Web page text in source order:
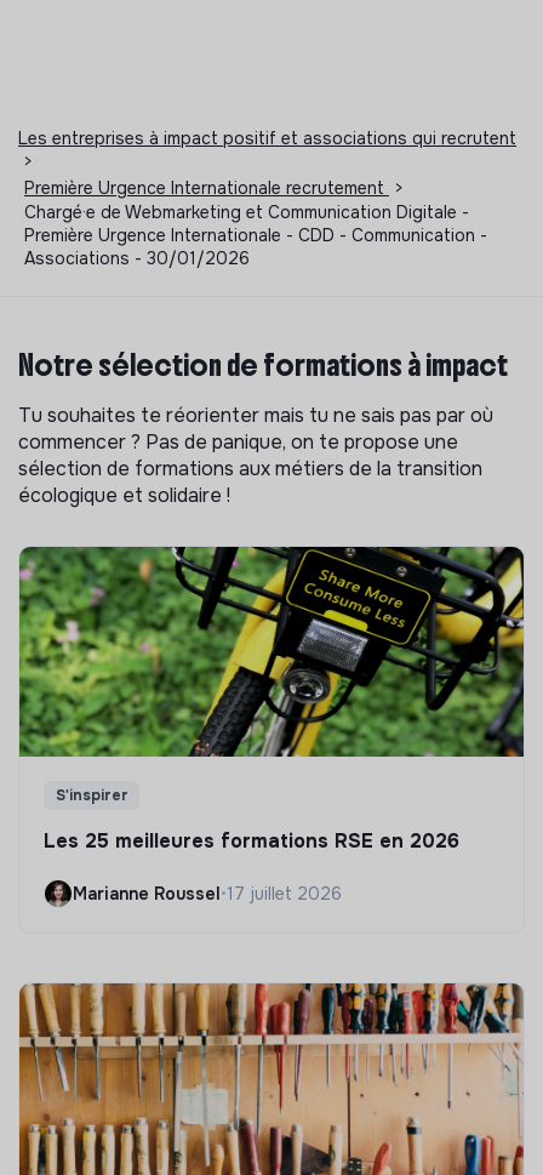
Les entreprises à impact positif et associations qui recrutent
>
Première Urgence Internationale recrutement
>
Chargé·e de Webmarketing et Communication Digitale -
Première Urgence Internationale - CDD - Communication -
Associations - 30/01/2026
Notre sélection de formations à impact
Tu souhaites te réorienter mais tu ne sais pas par où
commencer ? Pas de panique, on te propose une
sélection de formations aux métiers de la transition
écologique et solidaire !
S'inspirer
Les 25 meilleures formations RSE en 2026
Marianne Roussel•17 juillet 2026